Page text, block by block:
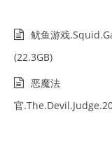
鱿鱼游戏
(22.3GB)
恶魔法
官